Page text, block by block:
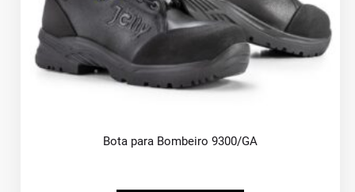
Bota para Bombeiro 9300/GA